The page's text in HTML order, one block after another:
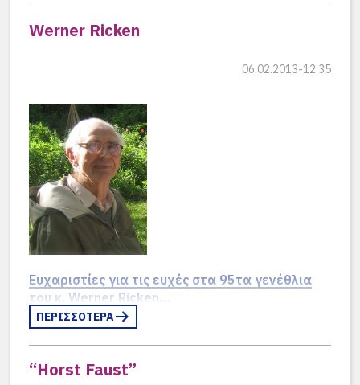
Werner Ricken
06.02.2013-12:35
Ευχαριστίες για τις ευχές στα 95τα γενέθλια
του κ. Werner Ricken…
ΠΕΡΙΣΣΟΤΕΡΑ
“Horst Faust”